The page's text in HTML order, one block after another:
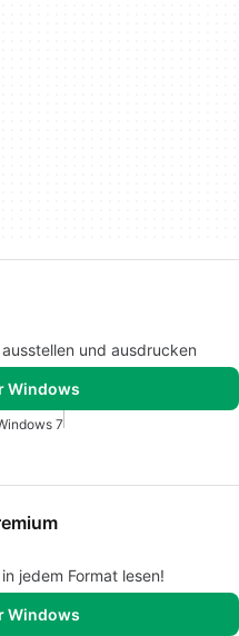
und ausdrucken
Windows
7
jedem Format lesen!
Windows